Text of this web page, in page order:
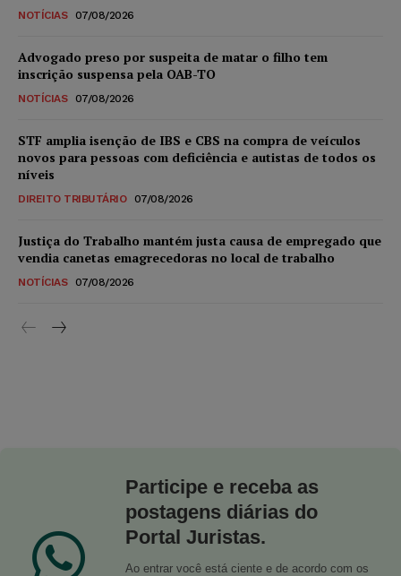
NOTÍCIAS 07/08/2026
Advogado preso por suspeita de matar o filho tem
inscrição suspensa pela OAB-TO
NOTÍCIAS 07/08/2026
STF amplia isenção de IBS e CBS na compra de veículos
novos para pessoas com deficiência e autistas de todos os
níveis
DIREITO TRIBUTÁRIO 07/08/2026
Justiça do Trabalho mantém justa causa de empregado que
vendia canetas emagrecedoras no local de trabalho
NOTÍCIAS 07/08/2026
Participe e receba as
postagens diárias do
Portal Juristas.
Ao entrar você está ciente e de acordo com os